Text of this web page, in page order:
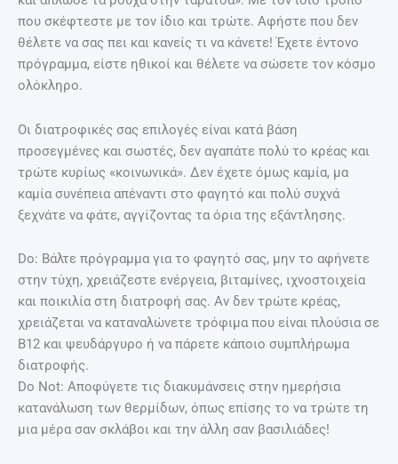
που σκέφτεστε με τον ίδιο και τρώτε. Αφήστε που δεν
θέλετε να σας πει και κανείς τι να κάνετε! Έχετε έντονο
πρόγραμμα, είστε ηθικοί και θέλετε να σώσετε τον κόσμο
ολόκληρο.
Οι διατροφικές σας επιλογές είναι κατά βάση
προσεγμένες και σωστές, δεν αγαπάτε πολύ το κρέας και
τρώτε κυρίως «κοινωνικά». Δεν έχετε όμως καμία, μα
καμία συνέπεια απέναντι στο φαγητό και πολύ συχνά
ξεχνάτε να φάτε, αγγίζοντας τα όρια της εξάντλησης.
Do: Βάλτε πρόγραμμα για το φαγητό σας, μην το αφήνετε
στην τύχη, χρειάζεστε ενέργεια, βιταμίνες, ιχνοστοιχεία
και ποικιλία στη διατροφή σας. Αν δεν τρώτε κρέας,
χρειάζεται να καταναλώνετε τρόφιμα που είναι πλούσια σε
Β12 και ψευδάργυρο ή να πάρετε κάποιο συμπλήρωμα
διατροφής.
Do Not: Αποφύγετε τις διακυμάνσεις στην ημερήσια
κατανάλωση των θερμίδων, όπως επίσης το να τρώτε τη
μια μέρα σαν σκλάβοι και την άλλη σαν βασιλιάδες!